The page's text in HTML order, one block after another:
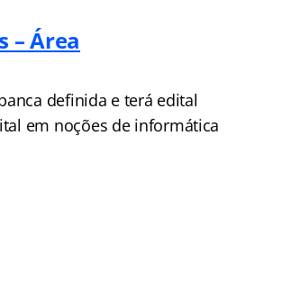
– Área
definida e terá edital
em noções de informática